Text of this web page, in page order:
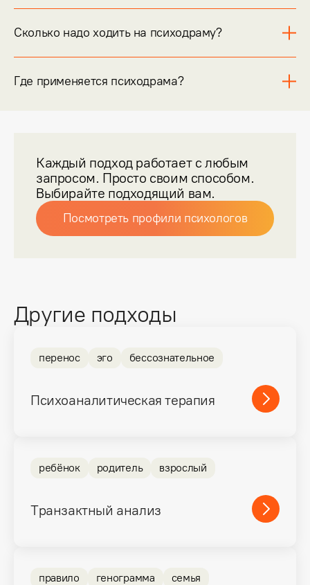
Сколько надо ходить на психодраму?
Где применяется психодрама?
Каждый подход работает с любым
запросом. Просто своим способом.
Выбирайте подходящий вам.
Посмотреть профили психологов
Другие подходы
Психоаналитическая терапия
перенос эго бессознательное
Транзактный анализ
ребёнок родитель взрослый
правило генограмма семья